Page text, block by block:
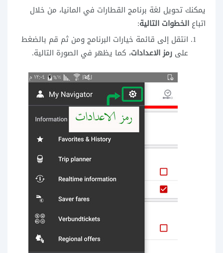
يمكنك تحويل لغة برنامج القطارات في المانيا، من خلال
اتباع الخطوات التالية:
انتقل إلى قائمة خيارات البرنامج ومن ثم قم بالضغط
على رمز الاعدادات، كما يظهر في الصورة التالية.